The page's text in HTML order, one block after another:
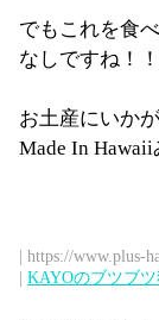
でもこれを食
なしですね！
お土産にいか
Made In
| https://www.plus-
| KAYOのブツブ